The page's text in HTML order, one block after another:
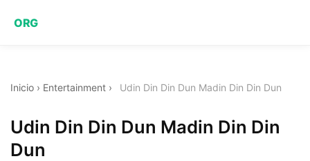
ORG
Inicio › Entertainment › Udin Din Din Dun Madin Din Din Dun
Udin Din Din Dun Madin Din Din
Dun